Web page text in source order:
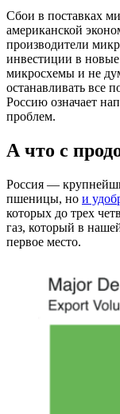
Сбои в поставках
американской
производители
инвестиции в новые
микросхемы и не
останавливать все
Россию означает
проблем.
А что с
Россия —
пшеницы, но и
которых до трех
газ, который в
первое место.